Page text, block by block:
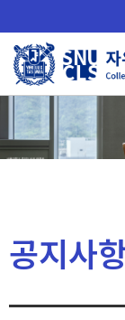
로
메
공지사